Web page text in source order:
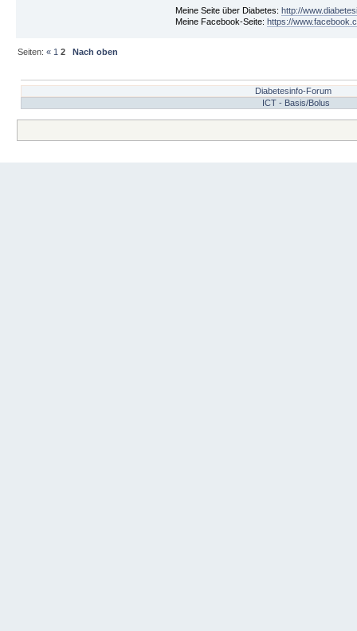
Meine Seite über Diabetes: http://
Meine Facebook-Seite: https://
Seiten:« 1 2 Nach oben
Diabetesinfo-Forum
ICT - Basis/Bolus